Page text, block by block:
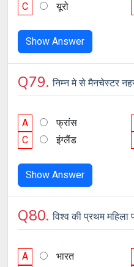
C
यूरो
Show Answer
Q79.निम्न मे से मैनचेस्टर
A फ्रांस
C
इंग्लैंड
Show Answer
Q80.विश्व की प्रथम
A भार‌त‌